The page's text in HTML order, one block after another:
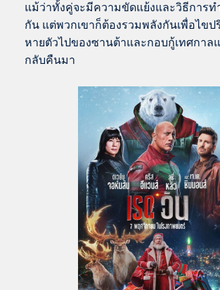
แม้ว่าทั้งคู่จะมีความขัดแย้งและวิธีการท
กัน แต่พวกเขาก็ต้องรวมพลังกันเพื่อไขป
หายตัวไปของซานต้าและกอบกู้เทศกาล
กลับคืนมา